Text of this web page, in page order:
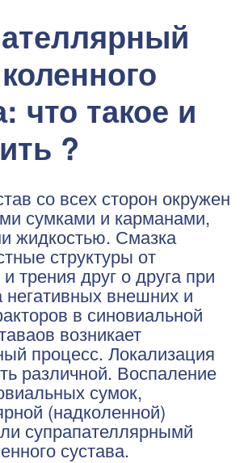
что такое и
?
со всех сторон окружен
сумками и карманами,
жидкостью. Смазка
структуры от
трения друг о друга при
негативных внешних и
в синовиальной
возникает
процесс. Локализация
различной. Воспаление
сумок,
(надколенной)
супрапателлярнымй
сустава.